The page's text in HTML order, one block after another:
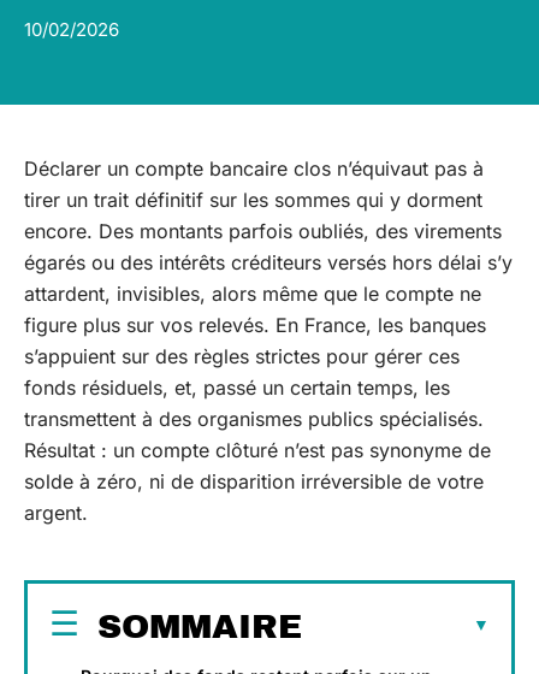
10/02/2026
Déclarer un compte bancaire clos n’équivaut pas à
tirer un trait définitif sur les sommes qui y dorment
encore. Des montants parfois oubliés, des virements
égarés ou des intérêts créditeurs versés hors délai s’y
attardent, invisibles, alors même que le compte ne
figure plus sur vos relevés. En France, les banques
s’appuient sur des règles strictes pour gérer ces
fonds résiduels, et, passé un certain temps, les
transmettent à des organismes publics spécialisés.
Résultat : un compte clôturé n’est pas synonyme de
solde à zéro, ni de disparition irréversible de votre
argent.
SOMMAIRE